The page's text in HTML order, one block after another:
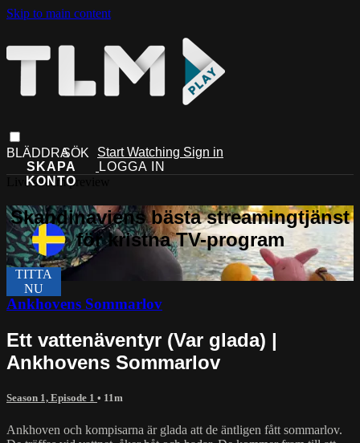
Skip to main content
Start Watching Sign in
Live stream preview
Ankhovens Sommarlov
Ett vattenäventyr (Var glada) |
Ankhovens Sommarlov
Season 1, Episode 1 • 11m
Ankhoven och kompisarna är glada att de äntligen fått sommarlov.